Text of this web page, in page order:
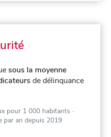
sous la moyenne
de délinquance
pour 1 000 habitants ·
par an depuis 2019